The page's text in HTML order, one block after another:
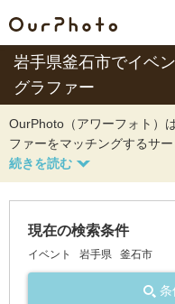
岩手県釜石市でイベ
グラファー
OurPhoto（アワーフォト）
ファーをマッチングするサー
現在の検索条件
イベント 岩手県 釜石市
条